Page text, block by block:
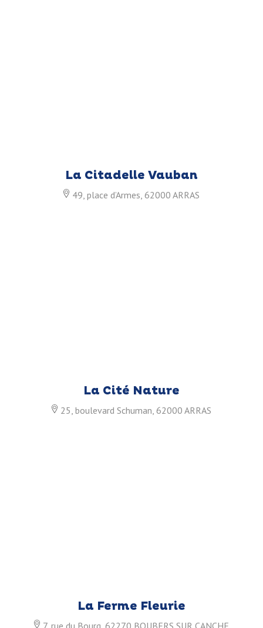
La Citadelle Vauban
49, place d’Armes, 62000 ARRAS
La Cité Nature
25, boulevard Schuman, 62000 ARRAS
La Ferme Fleurie
7, rue du Bourg, 62270 BOUBERS SUR CANCHE